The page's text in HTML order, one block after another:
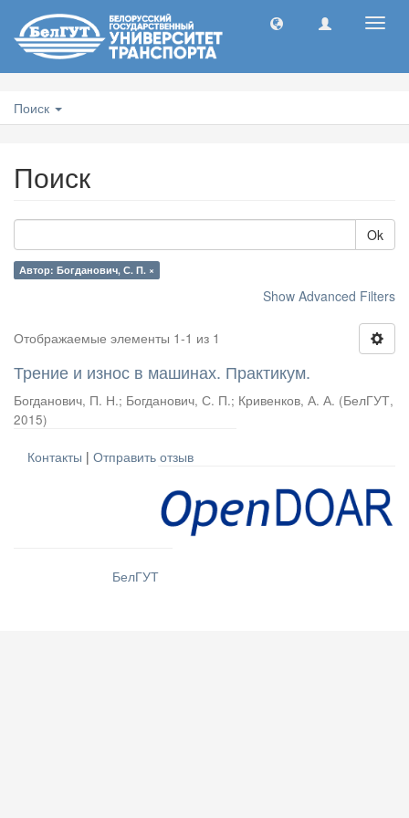
Поиск
Поиск
Ok
Автор: Богданович, С. П. ×
Show Advanced Filters
Отображаемые элементы 1-1 из 1
Трение и износ в машинах. Практикум.
Богданович, П. Н.; Богданович, С. П.; Кривенков, А. А. (БелГУТ,
2015)
Контакты | Отправить отзыв
БелГУТ